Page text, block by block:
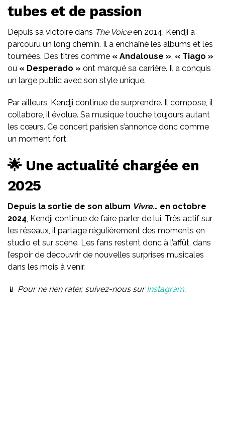
tubes et de passion
Depuis sa victoire dans The Voiceen 2014, Kendji a
parcouru un long chemin. Il a enchaîné les albums et les
tournées. Des titres comme « Andalouse » « Tiago »
ou « Desperado » ont marqué sa carrière. Il a conquis
un large public avec son style unique.
Par ailleurs, Kendji continue de surprendre. Il compose, il
collabore, il évolue. Sa musique touche toujours autant
les cœurs. Ce concert parisien s’annonce donc comme
un moment fort.
🌟 Une actualité chargée en
2025
Depuis la sortie de son album Vivre… en octobre
2024 , Kendji continue de faire parler de lui. Très actif sur
les réseaux, il partage régulièrement des moments en
studio et sur scène. Les fans restent donc à l’affût, dans
l’espoir de découvrir de nouvelles surprises musicales
dans les mois à venir.
📱 Pour ne rien rater, suivez-nous surInstagram.